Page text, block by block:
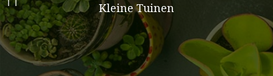
Kleine Tuinen